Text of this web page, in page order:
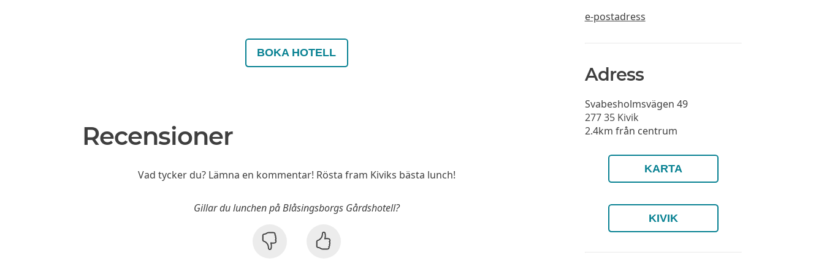
BOKA HOTELL
Recensioner
Vad tycker du? Lämna en kommentar! Rösta fram Kiviks bästa lunch!
Gillar du lunchen på Blåsingsborgs Gårdshotell?
e-postadress
Adress
Svabesholmsvägen 49
277 35 Kivik
2.4km från centrum
KARTA
KIVIK